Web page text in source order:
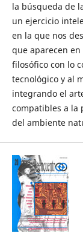
la búsqueda de
un ejercicio
en la que nos
que aparecen
filosófico con lo
tecnológico y al
integrando el
compatibles a la
del ambiente